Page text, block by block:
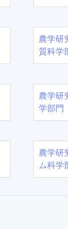
農学
質科学
農学
学部門
農学
ム科学